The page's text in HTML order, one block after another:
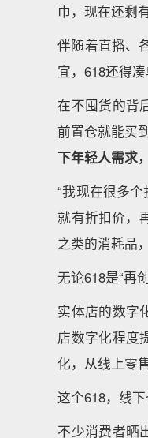
巾，现在还剩
伴随着直播、
宜，618还得
在不囤货的背
前置仓就能买
下年轻人需求
“我现在很多
就有折扣价，
之类的消耗品
无论618是“再
实体店的数字
店数字化程度
化，从线上零
这个618，线
不少消费者晒